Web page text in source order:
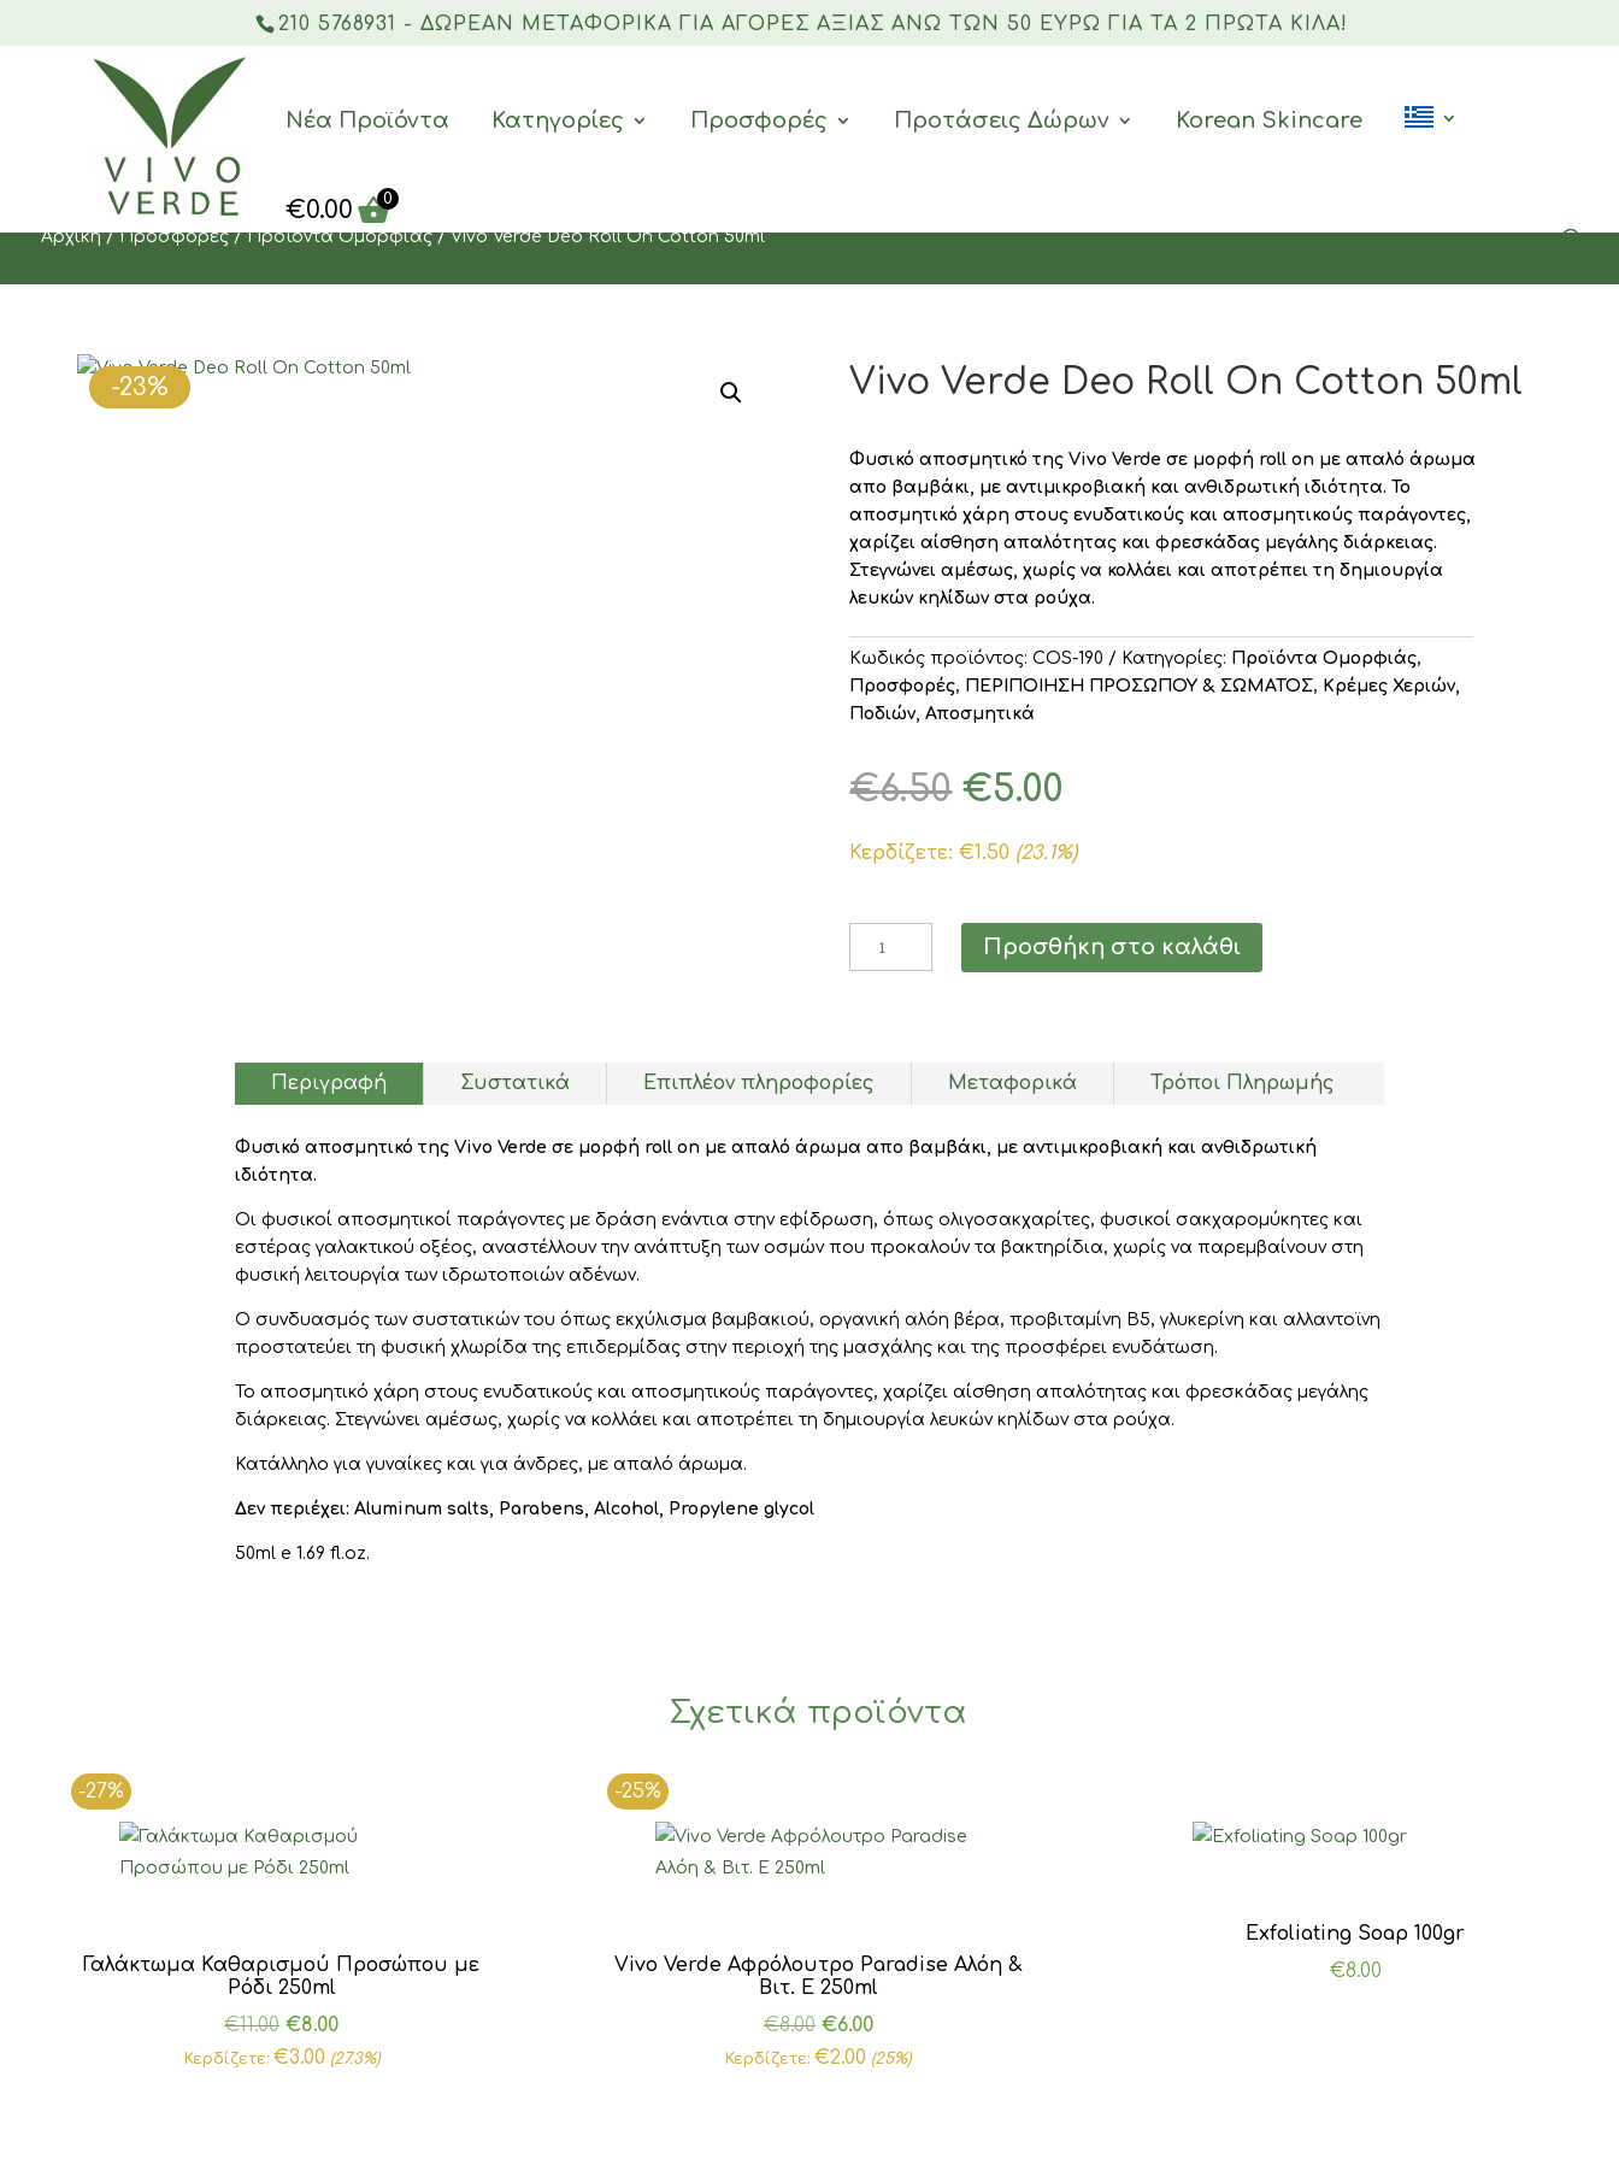
210 5768931 - ΔΩΡΕΑΝ ΜΕΤΑΦΟΡΙΚΆ ΓΙΑ ΑΓΟΡΈΣ ΑΞΊΑΣ ΆΝΩ ΤΩΝ 50 ΕΥΡΏ ΓΙΑ ΤΑ 2 ΠΡΏΤΑ ΚΙΛΆ!
Νέα Προϊόντα Κατηγορίες Προσφορές Προτάσεις Δώρων Korean Skincare
€0.00 0
Αρχική/Προσφορές/Προϊόντα Ομορφιάς/ Vivo Verde Deo Roll On Cotton 50ml
-23% Vivo Verde Deo Roll On Cotton 50ml
Φυσικό αποσμητικό της Vivo Verde σε μορφή roll on με απαλό άρωμα
απο βαμβάκι, με αντιμικροβιακή και ανθιδρωτική ιδιότητα. Το
αποσμητικό χάρη στους ενυδατικούς και αποσμητικούς παράγοντες,
χαρίζει αίσθηση απαλότητας και φρεσκάδας μεγάλης διάρκειας.
Στεγνώνει αμέσως, χωρίς να κολλάει και αποτρέπει τη δημιουργία
λευκών κηλίδων στα ρούχα.
Κωδικός προϊόντος:COS-190 Κατηγορίες: Προϊόντα Ομορφιάς,
Προσφορές, ΠΕΡΙΠΟΙΗΣΗ ΠΡΟΣΩΠΟΥ & ΣΩΜΑΤΟΣ, Κρέμες Χεριών,
Ποδιών, Αποσμητικά
€6.50 Original
was:
€6.50.
€5.00
τιμή
είναι:
Κερδίζετε:€1.50 (23.1%)
Cotton
50ml
Προσθήκη στο καλάθι
Περιγραφή Επιπλέον πληροφορίες
Συστατικά Μεταφορικά Τρόποι Πληρωμής
Φυσικό αποσμητικό της Vivo Verde σε μορφή roll on με απαλό άρωμα απο βαμβάκι, με αντιμικροβιακή και ανθιδρωτική
ιδιότητα.
Οι φυσικοί αποσμητικοί παράγοντες με δράση ενάντια στην εφίδρωση, όπως ολιγοσακχαρίτες, φυσικοί σακχαρομύκητες και
εστέρας γαλακτικού οξέος, αναστέλλουν την ανάπτυξη των οσμών που προκαλούν τα βακτηρίδια, χωρίς να παρεμβαίνουν στη
φυσική λειτουργία των ιδρωτοποιών αδένων.
Ο συνδυασμός των συστατικών του όπως εκχύλισμα βαμβακιού, οργανική αλόη βέρα, προβιταμίνη Β5, γλυκερίνη και αλλαντοϊνη
προστατεύει τη φυσική χλωρίδα της επιδερμίδας στην περιοχή της μασχάλης και της προσφέρει ενυδάτωση.
Το αποσμητικό χάρη στους ενυδατικούς και αποσμητικούς παράγοντες, χαρίζει αίσθηση απαλότητας και φρεσκάδας μεγάλης
διάρκειας. Στεγνώνει αμέσως, χωρίς να κολλάει και αποτρέπει τη δημιουργία λευκών κηλίδων στα ρούχα.
Κατάλληλο για γυναίκες και για άνδρες, με απαλό άρωμα.
Δεν περιέχει: Aluminum salts, Parabens, Alcohol, Propylene glycol
50ml e 1.69 fl.oz.
Σχετικά προϊόντα
-27%
Γαλάκτωμα Καθαρισμού Προσώπου με
Ρόδι 250ml
€11.00 Original
price
€8.00Η
τρέχουσα
Κερδίζετε: €3.00 (27.3%)
-25%
Vivo Verde Αφρόλουτρο Paradise Αλόη &
Βιτ. Ε 250ml
€8.00 Original
price
€6.00Η
τρέχουσα
Κερδίζετε:€2.00 (25%)
Exfoliating Soap 100gr
€8.00